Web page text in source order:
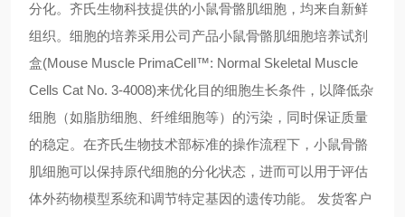
分化。齐氏生物科技提供的小鼠骨骼肌细胞，均来自新鲜
组织。细胞的培养采用公司产品小鼠骨骼肌细胞培养试剂
盒(Mouse Muscle PrimaCell™: Normal Skeletal Muscle
Cells Cat No. 3-4008)来优化目的细胞生长条件，以降低杂
细胞（如脂肪细胞、纤维细胞等）的污染，同时保证质量
的稳定。在齐氏生物技术部标准的操作流程下，小鼠骨骼
肌细胞可以保持原代细胞的分化状态，进而可以用于评估
体外药物模型系统和调节特定基因的遗传功能。 发货客户